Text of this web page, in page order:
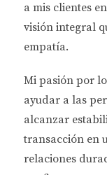
Conocer
zonas más
invertir en
Consultar
agentes
puede
sobre el
a mis clientes
visión integral
empatía.
Mi pasión por
ayudar a las
alcanzar
transacción en
relaciones